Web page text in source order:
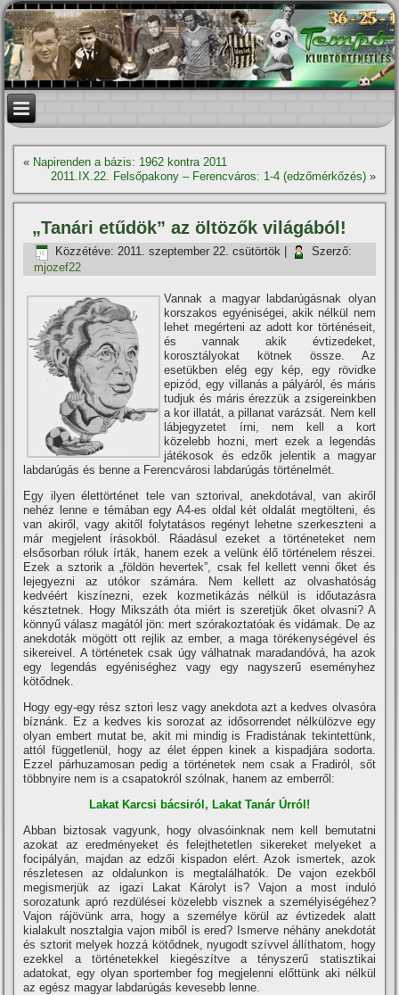
« Napirenden a bázis: 1962 kontra 2011
2011.IX.22. Felsőpakony – Ferencváros: 1-4 (edzőmérkőzés)»
„Tanári etűdök” az öltözők világából!
Közzétéve: 2011. szeptember 22. csütörtök
Szerző:
mjozef22
Vannak a magyar labdarúgásnak olyan
korszakos egyéniségei, akik nélkül nem
lehet megérteni az adott kor történéseit,
és vannak akik évtizedeket,
korosztályokat kötnek össze. Az
esetükben elég egy kép, egy rövidke
epizód, egy villanás a pályáról, és máris
tudjuk és máris érezzük a zsigereinkben
a kor illatát, a pillanat varázsát. Nem kell
lábjegyzetet í­rni, nem kell a kort
közelebb hozni, mert ezek a legendás
játékosok és edzők jelentik a magyar
labdarúgás és benne a Ferencvárosi labdarúgás történelmét.
Egy ilyen élettörténet tele van sztorival, anekdotával, van akiről
nehéz lenne e témában egy A4-es oldal két oldalát megtölteni, és
van akiről, vagy akitől folytatásos regényt lehetne szerkeszteni a
már megjelent í­rásokból.
Ráadásul ezeket a történeteket nem
elsősorban róluk í­rták, hanem ezek a velünk élő történelem részei.
Ezek a sztorik a „földön hevertek”, csak fel kellett venni őket és
lejegyezni az utókor számára. Nem kellett az olvashatóság
kedvéért kiszí­nezni, ezek kozmetikázás nélkül is időutazásra
késztetnek. Hogy Mikszáth óta miért is szeretjük őket olvasni? A
könnyű válasz magától jön: mert szórakoztatóak és vidámak. De az
anekdoták mögött ott rejlik az ember, a maga törékenységével és
sikereivel. A történetek csak úgy válhatnak maradandóvá, ha azok
egy legendás egyéniséghez vagy egy nagyszerű eseményhez
kötődnek.
Hogy egy-egy rész sztori lesz vagy anekdota azt a kedves olvasóra
bí­znánk. Ez a kedves kis sorozat az idősorrendet nélkülözve egy
olyan embert mutat be, akit mi mindig is Fradistának tekintettünk,
attól függetlenül, hogy az élet éppen kinek a kispadjára sodorta.
Ezzel párhuzamosan pedig a történetek nem csak a Fradiról, sőt
többnyire nem is a csapatokról szólnak, hanem az emberről:
Lakat Karcsi bácsiról, Lakat Tanár Úrról!
Abban biztosak vagyunk, hogy olvasóinknak nem kell bemutatni
azokat az eredményeket és felejthetetlen sikereket melyeket a
focipályán, majdan az edzői kispadon elért. Azok ismertek, azok
részletesen az oldalunkon is megtalálhatók. De vajon ezekből
megismerjük az igazi Lakat Károlyt is? Vajon a most induló
sorozatunk apró rezdülései közelebb visznek a személyiségéhez?
Vajon rájövünk arra, hogy a személye körül az évtizedek alatt
kialakult nosztalgia vajon miből is ered? Ismerve néhány anekdotát
és sztorit melyek hozzá kötődnek, nyugodt szí­vvel állí­thatom, hogy
ezekkel a történetekkel kiegészí­tve a tényszerű statisztikai
adatokat, egy olyan sportember fog megjelenni előttünk aki nélkül
az egész magyar labdarúgás kevesebb lenne.